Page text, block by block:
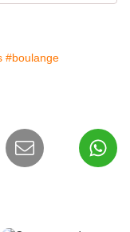
#boulange